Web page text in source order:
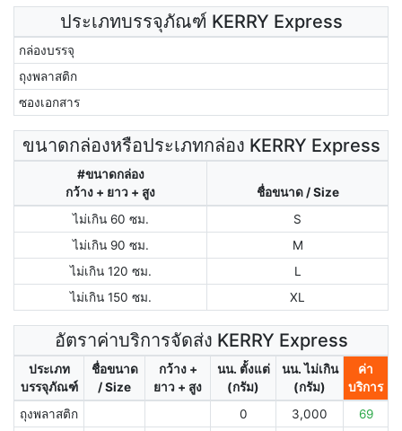
ประเภทบรรจุภัณฑ์ KERRY Express
กล่องบรรจุ
ถุงพลาสติก
ซองเอกสาร
ขนาดกล่องหรือประเภทกล่อง KERRY Express
#ขนาดกล่อง
กว้าง + ยาว + สูง
ชื่อขนาด / Size
ไม่เกิน 60 ซม.
S
ไม่เกิน 90 ซม.
M
ไม่เกิน 120 ซม.
L
ไม่เกิน 150 ซม.
XL
อัตราค่าบริการจัดส่ง KERRY Express
ประเภท
บรรจุภัณฑ์
ชื่อขนาด
/ Size
กว้าง +
ยาว + สูง
นน. ตั้งแต่
(กรัม)
นน. ไม่เกิน
(กรัม)
ค่า
บริการ
ถุงพลาสติก
0 3,000
69